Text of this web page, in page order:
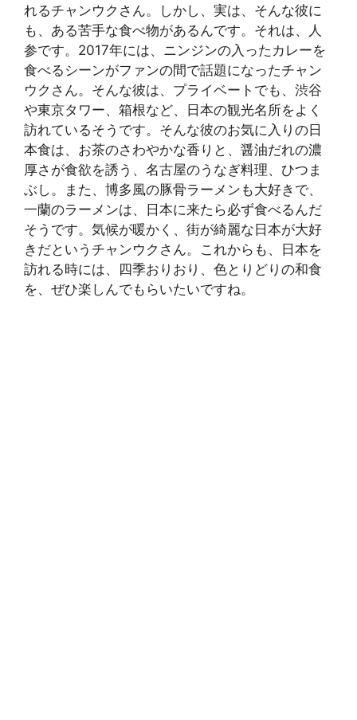
れるチャンウクさん。しかし、実は、そんな彼に
も、ある苦手な食べ物があるんです。それは、人
参です。2017年には、ニンジンの入ったカレーを
食べるシーンがファンの間で話題になったチャン
ウクさん。そんな彼は、プライベートでも、渋谷
や東京タワー、箱根など、日本の観光名所をよく
訪れているそうです。そんな彼のお気に入りの日
本食は、お茶のさわやかな香りと、醤油だれの濃
厚さが食欲を誘う、名古屋のうなぎ料理、ひつま
ぶし。また、博多風の豚骨ラーメンも大好きで、
一蘭のラーメンは、日本に来たら必ず食べるんだ
そうです。気候が暖かく、街が綺麗な日本が大好
きだというチャンウクさん。これからも、日本を
訪れる時には、四季おりおり、色とりどりの和食
を、ぜひ楽しんでもらいたいですね。